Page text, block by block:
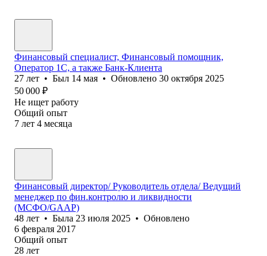
Финансовый специалист, Финансовый помощник,
Оператор 1C, а также Банк-Клиента
27 лет • Был 14 мая • Обновлено 30 октября 2025
50 000 ₽
Не ищет работу
Общий опыт
7 лет 4 месяца
Финансовый директор/ Руководитель отдела/ Ведущий
менеджер по фин.контролю и ликвидности
(MСФО/GAAP)
48 лет • Была 23 июля 2025 • Обновлено
6 февраля 2017
Общий опыт
28 лет